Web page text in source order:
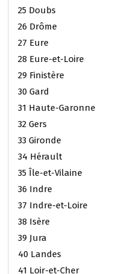
25 Doubs
26 Drôme
27 Eure
28 Eure-et-Loire
29 Finistère
30 Gard
31 Haute-Garonne
32 Gers
33 Gironde
34 Hérault
35 Île-et-Vilaine
36 Indre
37 Indre-et-Loire
38 Isère
39 Jura
40 Landes
41 Loir-et-Cher